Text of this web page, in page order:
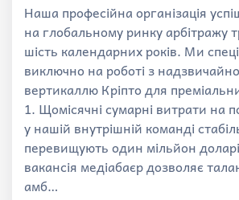
Наша професійна організація
на глобальному ринку арбітражу
шість календарних років. Ми
виключно на роботі з
вертикаллю Кріпто для
1. Щомісячні сумарні витрати на
у нашій внутрішній команді
перевищують один мільйон
вакансія медіабаєр дозволяє
амб…